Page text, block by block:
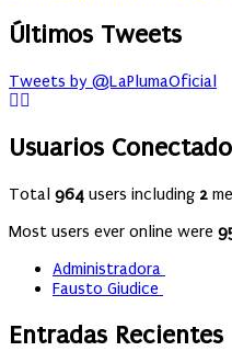
Últimos Tweets
Tweets by @LaPlumaOficial
Usuarios
Total 964 users including 2
Most users ever online were
Administradora
Fausto Giudice
Entradas Recientes